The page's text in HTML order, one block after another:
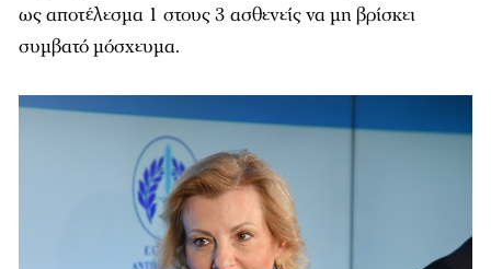
ως αποτέλεσμα 1 στους 3 ασθενείς να μη βρίσκει
συμβατό μόσχευμα.